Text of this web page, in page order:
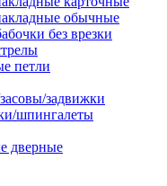
обычные
без врезки
петли
задвижки
шпингалеты
дверные